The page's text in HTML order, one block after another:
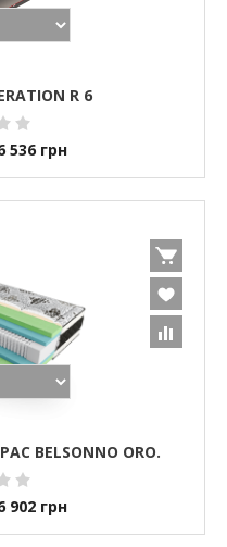
R 6
536 грн
BELSONNO ORO.
902 грн